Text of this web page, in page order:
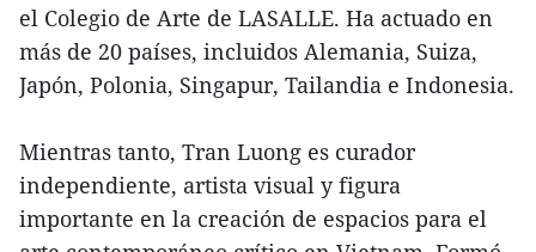
el Colegio de Arte de LASALLE. Ha actuado en
más de 20 países, incluidos Alemania, Suiza,
Japón, Polonia, Singapur, Tailandia e Indonesia.
Mientras tanto, Tran Luong es curador
independiente, artista visual y figura
importante en la creación de espacios para el